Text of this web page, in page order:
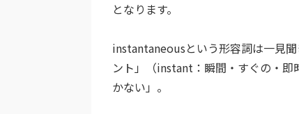
となります。
instantaneousという形容詞は一見
ント」（instant：瞬間・すぐの・即
かない」。